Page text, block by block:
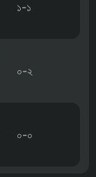
১-১
০-২
০-০